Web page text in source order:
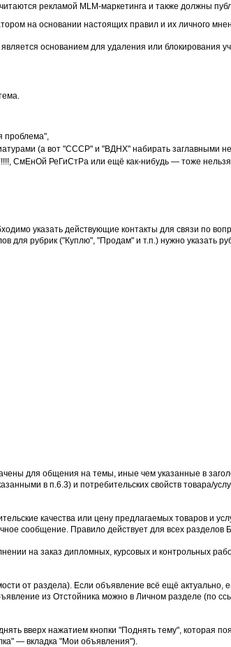
рекламой MLM-маркетинга и также должны
на основании настоящих правил и их личного
основанием для удаления или блокирования
проблема",
(а вот "СССР" и "ВДНХ" набирать заглавными
СмЕнОй РеГиСтРа или ещё как-нибудь — тоже
указать действующие контакты для связи по
рубрик ("Куплю", "Продам" и т.п.) нужно указать
для общения на темы, иные чем указанные в
в п.6.3) и потребительских свойств товара/
качества или цену предлагаемых товаров и
сообщение. Правило действует для всех разделов
на заказ дипломных, курсовых и контрольных
от раздела). Если объявление всё ещё
из Отстойника можно в Личном разделе (по
вверх нажатием кнопки "Поднять тему", которая
— вкладка "Мои объявления").